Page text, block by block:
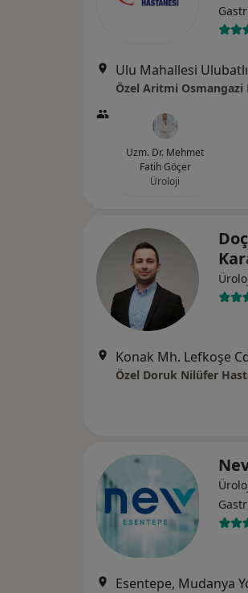
Özel Aritmi Osmangazi
Uzm. Dr. Mehmet
Fatih Göçer
Üroloji
Konak Mh. Lefkoşe
Özel Doruk Nilüfer